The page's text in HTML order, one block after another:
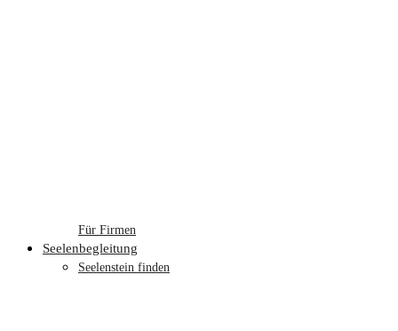
Für Firmen
Seelenbegleitung
Seelenstein finden